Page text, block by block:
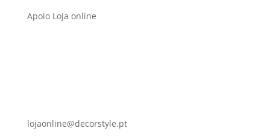
Apoio Loja online
lojaonline@decorstyle.pt